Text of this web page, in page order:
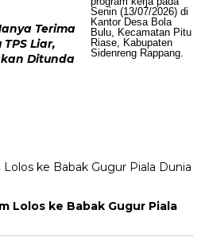
Terima
Liar,
Ditunda
Lolos ke Babak Gugur Piala